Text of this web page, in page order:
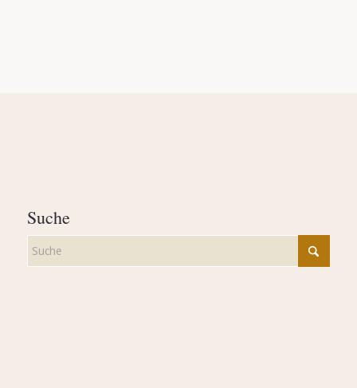
Suche